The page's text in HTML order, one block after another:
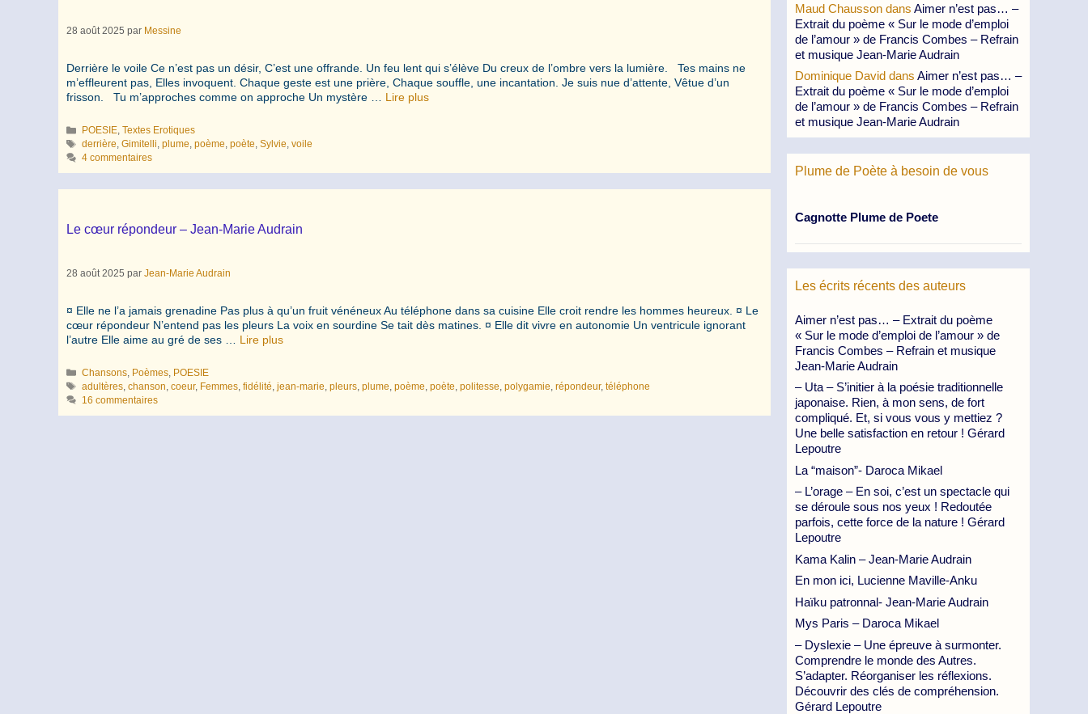
28 août 2025 par Messine
Derrière le voile Ce n’est pas un désir, C’est une offrande. Un feu lent qui s’élève Du creux de l’ombre vers la lumière. Tes mains ne
m’effleurent pas, Elles invoquent. Chaque geste est une prière, Chaque souffle, une incantation. Je suis nue d’attente, Vêtue d’un
frisson. Tu m’approches comme on approche Un mystère … Lire plus
Catégories
POESIE,Textes Erotiques
Étiquettes
derrière,Gimitelli,plume,poème,poète,Sylvie,voile
4 commentaires
Le cœur répondeur – Jean-Marie Audrain
28 août 2025 par Jean-Marie Audrain
¤ Elle ne l’a jamais grenadine Pas plus à qu’un fruit vénéneux Au téléphone dans sa cuisine Elle croit rendre les hommes heureux. ¤ Le
cœur répondeur N’entend pas les pleurs La voix en sourdine Se tait dès matines. ¤ Elle dit vivre en autonomie Un ventricule ignorant
l’autre Elle aime au gré de ses … Lire plus
Catégories
Chansons, Poèmes, POESIE
Étiquettes
adultères,chanson,coeur, Femmes,fidélité,jean-marie,pleurs,plume,poème,poète,politesse,polygamie,répondeur,téléphone
16 commentaires
Maud Chausson dans Aimer n’est pas… –
Extrait du poème « Sur le mode d’emploi
de l’amour » de Francis Combes – Refrain
et musique Jean-Marie Audrain
Dominique David dans Aimer n’est pas… –
Extrait du poème « Sur le mode d’emploi
de l’amour » de Francis Combes – Refrain
et musique Jean-Marie Audrain
Plume de Poète à besoin de vous
Cagnotte Plume de Poete
Les écrits récents des auteurs
Aimer n’est pas… – Extrait du poème
« Sur le mode d’emploi de l’amour » de
Francis Combes – Refrain et musique
Jean-Marie Audrain
– Uta – S’initier à la poésie traditionnelle
japonaise. Rien, à mon sens, de fort
compliqué. Et, si vous vous y mettiez ?
Une belle satisfaction en retour ! Gérard
Lepoutre
La “maison”- Daroca Mikael
– L’orage – En soi, c’est un spectacle qui
se déroule sous nos yeux ! Redoutée
parfois, cette force de la nature ! Gérard
Lepoutre
Kama Kalin – Jean-Marie Audrain
En mon ici, Lucienne Maville-Anku
Haïku patronnal- Jean-Marie Audrain
Mys Paris – Daroca Mikael
– Dyslexie – Une épreuve à surmonter.
Comprendre le monde des Autres.
S’adapter. Réorganiser les réflexions.
Découvrir des clés de compréhension.
Gérard Lepoutre